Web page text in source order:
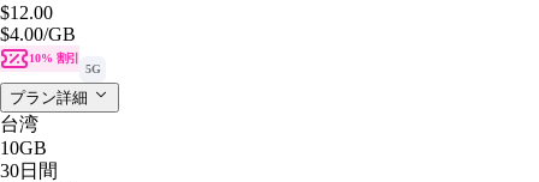
$12.00
$4.00/GB
10% 割引
5G
プラン詳細
台湾
10GB
30日間